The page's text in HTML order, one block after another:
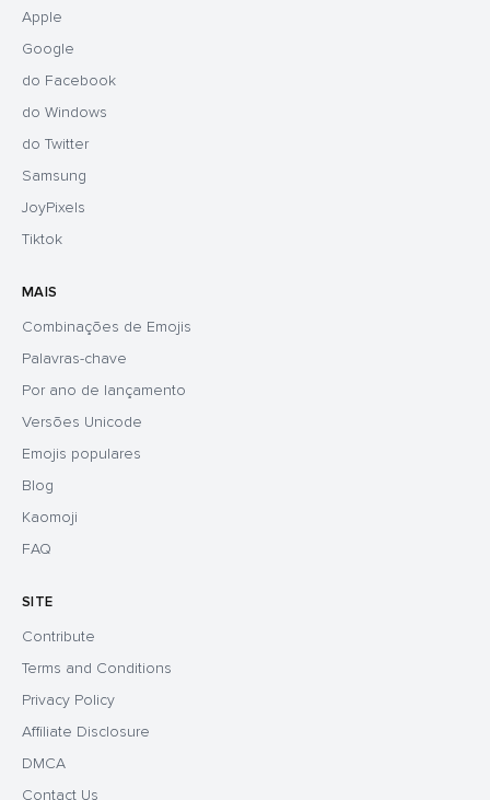
Apple
Google
do Facebook
do Windows
do Twitter
Samsung
JoyPixels
Tiktok
MAIS
Combinações de Emojis
Palavras-chave
Por ano de lançamento
Versões Unicode
Emojis populares
Blog
Kaomoji
FAQ
SITE
Contribute
Terms and Conditions
Privacy Policy
Affiliate Disclosure
DMCA
Contact Us